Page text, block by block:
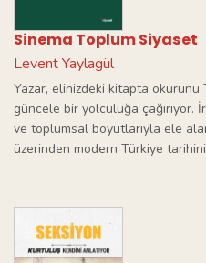
Sinema Toplum Siyaset
Levent Yaylagül
Yazar, elinizdeki kitapta okurunu
güncele bir yolculuğa
ve toplumsal boyutlarıyla ele
üzerinden modern Türkiye